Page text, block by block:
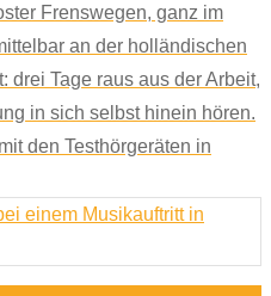
Frenswegen, ganz im
an der holländischen
drei Tage raus aus der Arbeit,
in sich selbst hinein hören.
den Testhörgeräten in